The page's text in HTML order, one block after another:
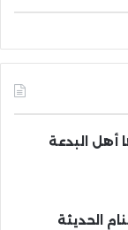
أهل البدعة
الحديثة